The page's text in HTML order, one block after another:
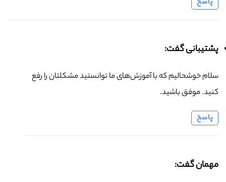
پاسخ
پشتیبانی گفت:
سلام خوشحالیم که با آموزش‌های ما توانستید مشکلتان را رفع
کنید. موفق باشید.
پاسخ
مهمان گفت: